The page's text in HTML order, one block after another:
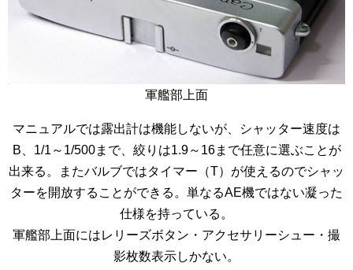
軍艦部上面
マニュアルでは露出計は機能しないが、シャッター速度は
B、1/1～1/500まで、絞りは1.9～16まで任意に選ぶことが
出来る。またバルブではタイマー（T）が使えるのでシャッ
ターを開放することができる。単なるAE機ではない凝った
仕様を持っている。
軍艦部上面にはレリーズボタン・アクセサリーシュー・撮
影枚数表示しかない。